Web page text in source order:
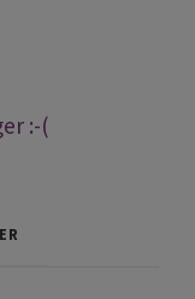
:-(